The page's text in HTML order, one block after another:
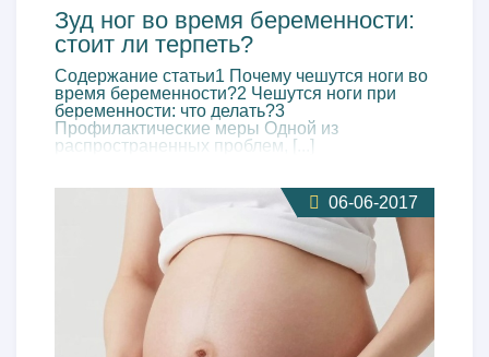
Зуд ног во время беременности:
стоит ли терпеть?
Содержание статьи1 Почему чешутся ноги во
время беременности?2 Чешутся ноги при
беременности: что делать?3
Профилактические меры Одной из
распространенных проблем, [...]
06-06-2017